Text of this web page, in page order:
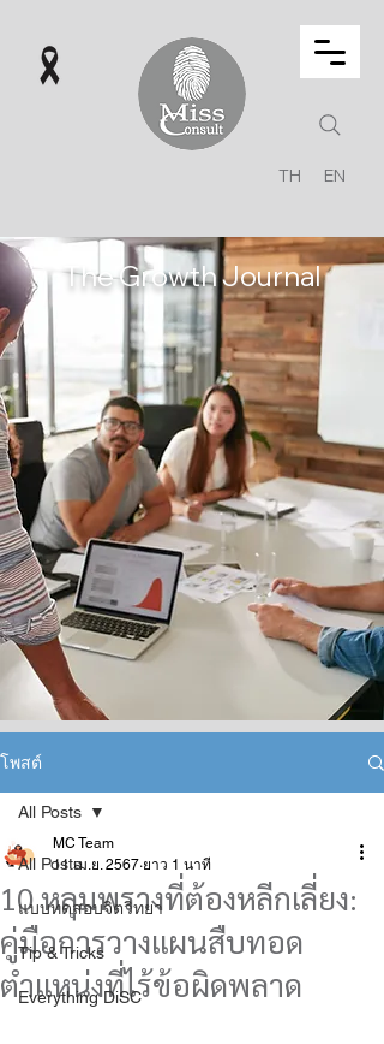
TH EN
The Growth Journal
โพสต์
All Posts
แบบทดสอบจิตวิทยา
Tip & Tricks
Everything DiSC
All Posts
10 หลุมพรางที่ต้องหลีกเลี่ยง:
คู่มือการวางแผนสืบทอด
ตำแหน่งที่ไร้ข้อผิดพลาด
MC Team
11 เม.ย. 2567 ยาว 1 นาที